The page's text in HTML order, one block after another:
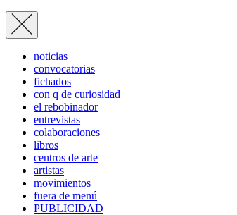
noticias
convocatorias
fichados
con q de curiosidad
el rebobinador
entrevistas
colaboraciones
libros
centros de arte
artistas
movimientos
fuera de menú
PUBLICIDAD